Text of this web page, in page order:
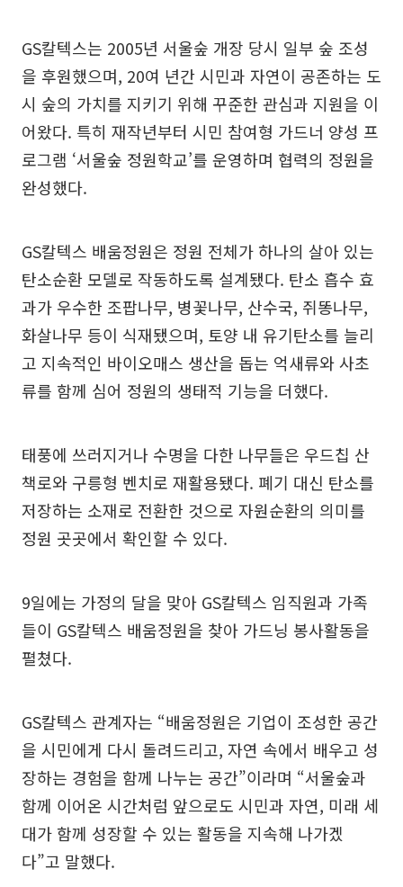
GS칼텍스는 2005년 서울숲 개장 당시 일부 숲 조성
을 후원했으며, 20여 년간 시민과 자연이 공존하는 도
시 숲의 가치를 지키기 위해 꾸준한 관심과 지원을 이
어왔다. 특히 재작년부터 시민 참여형 가드너 양성 프
로그램 ‘서울숲 정원학교’를 운영하며 협력의 정원을
완성했다.
GS칼텍스 배움정원은 정원 전체가 하나의 살아 있는
탄소순환 모델로 작동하도록 설계됐다. 탄소 흡수 효
과가 우수한 조팝나무, 병꽃나무, 산수국, 쥐똥나무,
화살나무 등이 식재됐으며, 토양 내 유기탄소를 늘리
고 지속적인 바이오매스 생산을 돕는 억새류와 사초
류를 함께 심어 정원의 생태적 기능을 더했다.
태풍에 쓰러지거나 수명을 다한 나무들은 우드칩 산
책로와 구릉형 벤치로 재활용됐다. 폐기 대신 탄소를
저장하는 소재로 전환한 것으로 자원순환의 의미를
정원 곳곳에서 확인할 수 있다.
9일에는 가정의 달을 맞아 GS칼텍스 임직원과 가족
들이 GS칼텍스 배움정원을 찾아 가드닝 봉사활동을
펼쳤다.
GS칼텍스 관계자는 “배움정원은 기업이 조성한 공간
을 시민에게 다시 돌려드리고, 자연 속에서 배우고 성
장하는 경험을 함께 나누는 공간”이라며 “서울숲과
함께 이어온 시간처럼 앞으로도 시민과 자연, 미래 세
대가 함께 성장할 수 있는 활동을 지속해 나가겠
다”고 말했다.